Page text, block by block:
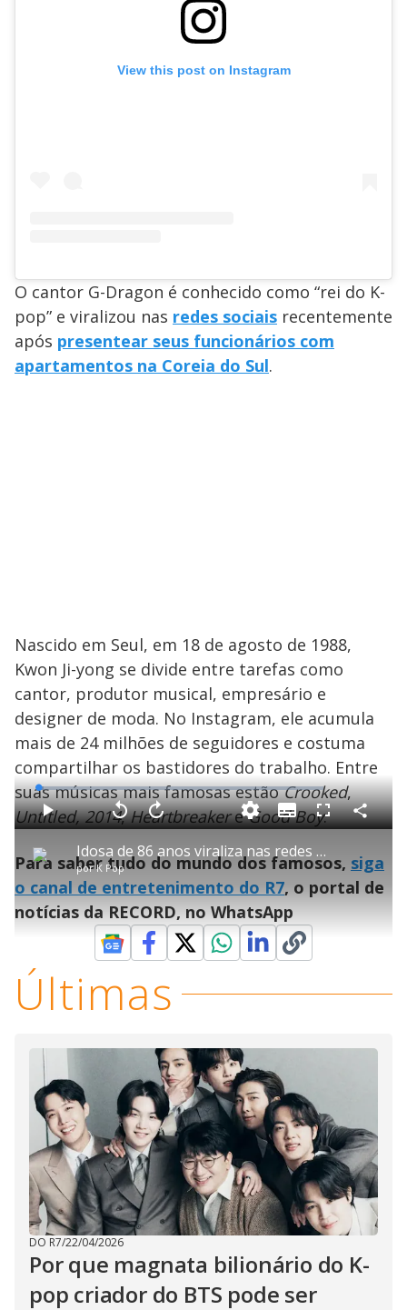
View this post on Instagram
O cantor G-Dragon é conhecido como “rei do K-
pop” e viralizou nas redes sociais recentemente
após presentear seus funcionários com
apartamentos na Coreia do Sul.
Nascido em Seul, em 18 de agosto de 1988,
Kwon Ji-yong se divide entre tarefas como
cantor, produtor musical, empresário e
designer de moda. No Instagram, ele acumula
mais de 24 milhões de seguidores e costuma
compartilhar os bastidores do trabalho. Entre
suas músicas mais famosas estãoCrooked,
Untitled, 2014,HeartbreakereGood Boy.
P
l
a
y
V
i
d
e
o
Idosa de 86 anos viraliza nas redes sociais ao ganhar ingressos para o show do BTS
porK Pop
P V
t
a
r
1
0
s
e
g
u
d
o
s
A
n
ç
a
1
0
s
e
g
u
n
d
o
L
o
a
d
e
:
1
.
7
9
%
S
u
b
i
t
l
F
l
s
c
e
C
o
a
r
Para saber tudo do mundo dos famosos, siga
o canal de entretenimento do R7, o portal de
notícias da RECORD, no WhatsApp
Últimas
DO R7/22/04/2026
Por que magnata bilionário do K-
pop criador do BTS pode ser